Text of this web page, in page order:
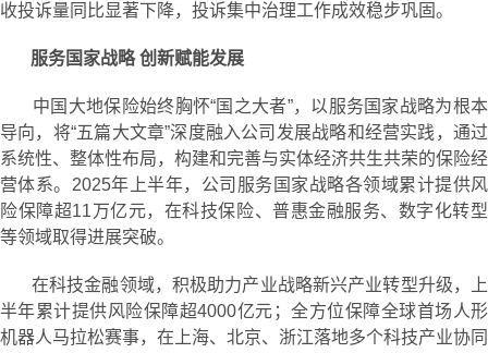
收投诉量同比显著下降，投诉集中治理工作成效稳步巩固。
服务国家战略 创新赋能发展
中国大地保险始终胸怀“国之大者”，以服务国家战略为根本
导向，将“五篇大文章”深度融入公司发展战略和经营实践，通过
系统性、整体性布局，构建和完善与实体经济共生共荣的保险经
营体系。2025年上半年，公司服务国家战略各领域累计提供风
险保障超11万亿元，在科技保险、普惠金融服务、数字化转型
等领域取得进展突破。
在科技金融领域，积极助力产业战略新兴产业转型升级，上
半年累计提供风险保障超4000亿元；全方位保障全球首场人形
机器人马拉松赛事，在上海、北京、浙江落地多个科技产业协同